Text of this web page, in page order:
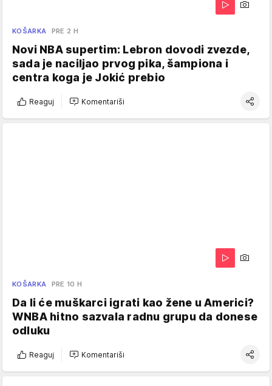
KOŠARKA PRE 2 H
Novi NBA supertim: Lebron dovodi zvezde,
sada je naciljao prvog pika, šampiona i
centra koga je Jokić prebio
Reaguj Komentariši
KOŠARKA PRE 10 H
Da li će muškarci igrati kao žene u Americi?
WNBA hitno sazvala radnu grupu da donese
odluku
Reaguj Komentariši